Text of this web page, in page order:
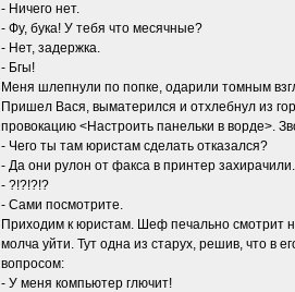
- Ничего нет.
- Фу, бука! У тебя что месячные?
- Нет, задержка.
- Бгы!
Меня шлепнули по попке, одарили томным
Пришел Вася, выматерился и отхлебнул из
провокацию <Настроить панельки в ворде>.
- Чего ты там юристам сделать отказался?
- Да они рулон от факса в принтер захирачили.
- ?!?!?!?
- Сами посмотрите.
Приходим к юристам. Шеф печально смотрит
молча уйти. Тут одна из старух, решив, что в
вопросом:
- У меня компьютер глючит!